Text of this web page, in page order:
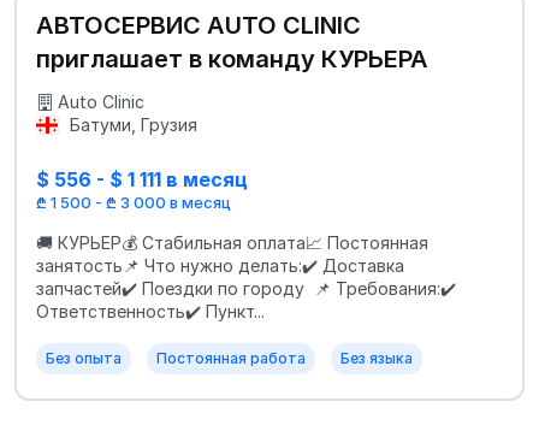
АВТОСЕРВИС AUTO CLINIC
приглашает в команду КУРЬЕРА
Auto Clinic
Батуми, Грузия
$ 556 - $ 1 111 в месяц
₾ 1 500 - ₾ 3 000 в месяц
🚚 КУРЬЕР💰 Стабильная оплата📈 Постоянная
занятость📌 Что нужно делать:✔️ Доставка
запчастей✔️ Поездки по городу 📌 Требования:✔️
Ответственность✔️ Пункт...
Без опыта Постоянная работа Без языка